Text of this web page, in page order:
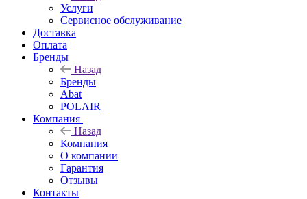
Услуги
Сервисное обслуживание
Доставка
Оплата
Бренды
Назад
Бренды
Abat
POLAIR
Компания
Назад
Компания
О компании
Гарантия
Отзывы
Контакты